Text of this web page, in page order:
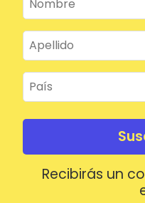
Recibirás un
Mantenerme conectado
Acceder